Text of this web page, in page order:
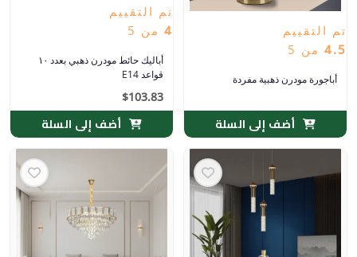
تم التقييم
4.5 من 5
أباجورة مودرن ذهبية مفردة
أضف إلى السلة
تم التقييم
4 من 5
أباليك حائط مودرن ذهبي بعدد ١٠
قواعد E14
$103.83
أضف إلى السلة